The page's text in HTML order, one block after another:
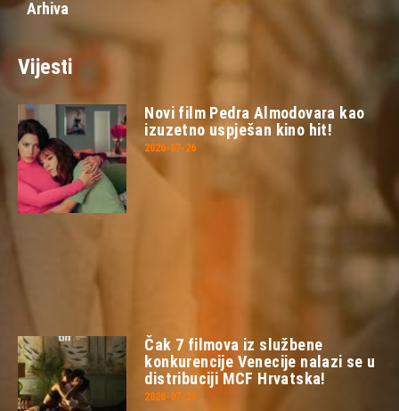
Arhiva
Vijesti
Novi film Pedra Almodovara kao
izuzetno uspješan kino hit!
2026-07-26
Čak 7 filmova iz službene
konkurencije Venecije nalazi se u
distribuciji MCF Hrvatska!
2026-07-23